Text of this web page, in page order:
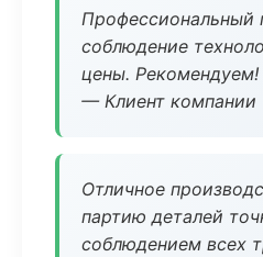
Профессиональный
соблюдение
цены. Рекомендуем!
— Клиент компании
Отличное
партию деталей
соблюдением всех